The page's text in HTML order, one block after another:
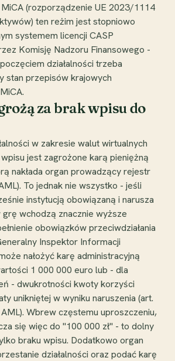
(rozporządzenie UE 2023/1114
ten reżim jest stopniowo
systemem licencji CASP
Komisję Nadzoru Finansowego -
działalności trzeba
stan przepisów krajowych
za brak wpisu do
w zakresie walut wirtualnych
jest zagrożone karą pieniężną
nakłada organ prowadzący rejestr
To jednak nie wszystko - jeśli
instytucją obowiązaną i narusza
wchodzą znacznie wyższe
obowiązków przeciwdziałania
Inspektor Informacji
nałożyć karę administracyjną
1 000 000 euro lub - dla
- dwukrotności kwoty korzyści
unikniętej w wyniku naruszenia (art.
Wbrew częstemu uproszczeniu,
się więc do "100 000 zł" - to dolny
braku wpisu. Dodatkowo organ
działalności oraz podać karę